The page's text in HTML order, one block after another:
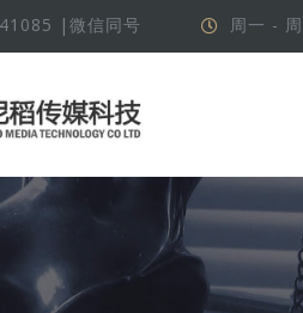
|微信同号 周一 -